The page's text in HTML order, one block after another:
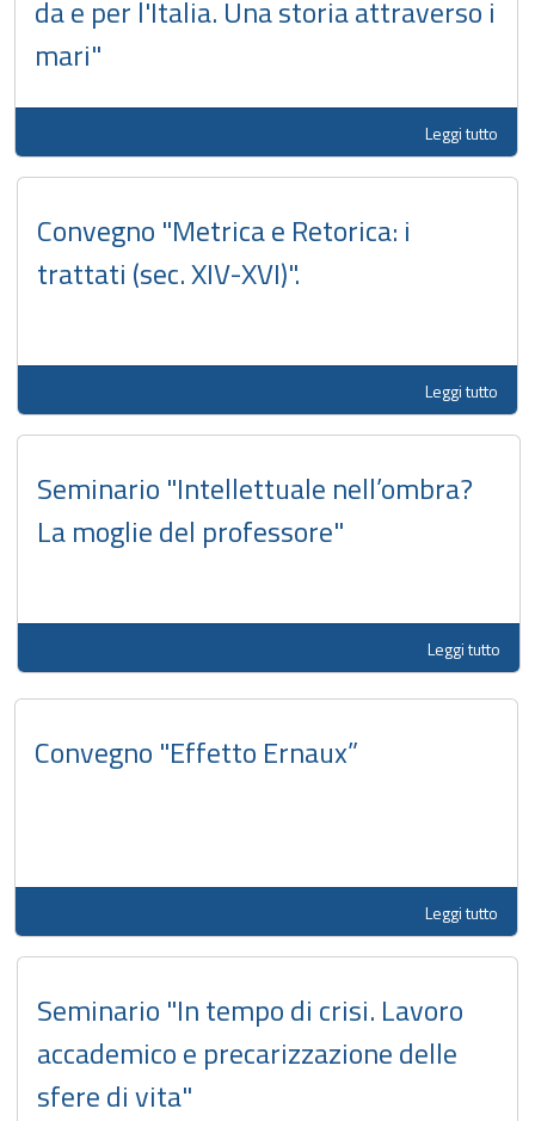
da e per l'Italia. Una storia attraverso i
mari"
Leggi tutto
Convegno "Metrica e Retorica: i
trattati (sec. XIV-XVI)".
Leggi tutto
Seminario "Intellettuale nell’ombra?
La moglie del professore"
Leggi tutto
Convegno "Effetto Ernaux”
Leggi tutto
Seminario "In tempo di crisi. Lavoro
accademico e precarizzazione delle
sfere di vita"